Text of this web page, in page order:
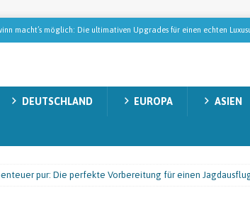
macht’s möglich: Die ultimativen Upgrades für einen echten
Gollas auf Tabak-Safari: Wie der StarkeZigarren-Gründer in
Natur, Abenteuer und unvergessliche Momente
DEUTSCHLAND EUROPA ASIEN
pur: Die perfekte Vorbereitung für einen